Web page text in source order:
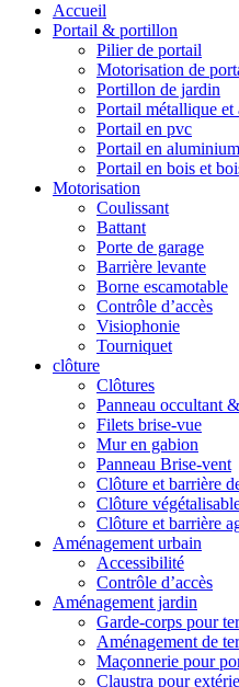
Accueil
Portail & portillon
Pilier de portail
Motorisation de
Portillon de jardin
Portail métallique et
Portail en pvc
Portail en aluminium
Portail en bois et
Motorisation
Coulissant
Battant
Porte de garage
Barrière levante
Borne escamotable
Contrôle d’accès
Visiophonie
Tourniquet
clôture
Clôtures
Panneau occultant
Filets brise-vue
Mur en gabion
Panneau Brise-vent
Clôture et barrière
Clôture
Clôture et barrière
Aménagement urbain
Accessibilité
Contrôle d’accès
Aménagement jardin
Garde-corps pour
Aménagement de
Maçonnerie pour
Claustra pour